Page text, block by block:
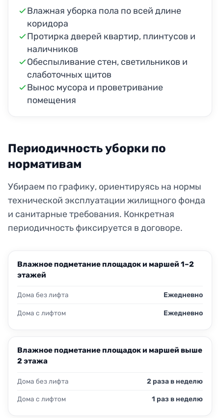
Влажная уборка пола по всей длине
коридора
Протирка дверей квартир, плинтусов и
наличников
Обеспыливание стен, светильников и
слаботочных щитов
Вынос мусора и проветривание
помещения
Периодичность уборки по
нормативам
Убираем по графику, ориентируясь на нормы
технической эксплуатации жилищного фонда
и санитарные требования. Конкретная
периодичность фиксируется в договоре.
Влажное подметание площадок и маршей 1–2
этажей
Дома без лифта Ежедневно
Дома с лифтом Ежедневно
Влажное подметание площадок и маршей выше
2 этажа
Дома без лифта 2 раза в неделю
Дома с лифтом 1 раз в неделю